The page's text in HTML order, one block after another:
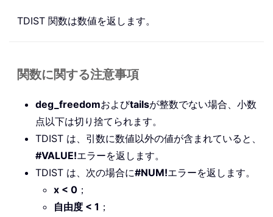
TDIST 関数は数値を返します。
関数に関する注意事項
deg_freedomおよびtailsが整数でない場合、小数
点以下は切り捨てられます。
TDIST は、引数に数値以外の値が含まれていると、
#VALUE!エラーを返します。
TDIST は、次の場合に#NUM!エラーを返します。
x < 0 ；
自由度 < 1 ；